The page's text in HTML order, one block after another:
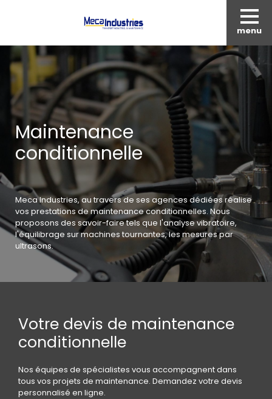
menu
Maintenance
conditionnelle
Meca Industries, au travers de ses agences dédiées réalise
vos prestations de maintenance conditionnelles. Nous
proposons des savoir-faire tels que l'analyse vibratoire,
l'équilibrage sur machines tournantes, les mesures par
ultrasons.
Votre devis de maintenance
conditionnelle
Nos équipes de spécialistes vous accompagnent dans
tous vos projets de maintenance. Demandez votre devis
personnalisé en ligne.